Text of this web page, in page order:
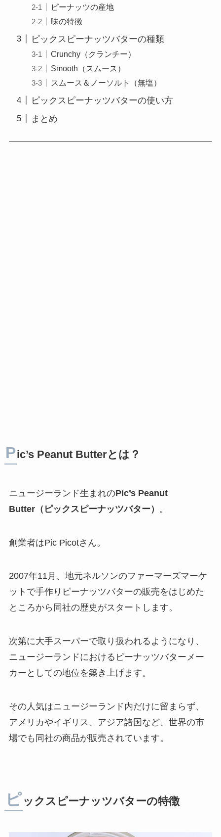
ピーナッツの産地
味の特徴
ピックスピーナッツバターの種類
Crunchy（クランチー）
Smooth（スムース）
スムース＆ノーソルト（無塩）
ピックスピーナッツバターの使い方
まとめ
Pic’s Peanut Butterとは？
ニュージーランド生まれのPic’s Peanut
Butter（ピックスピーナッツバター）
。
創業者はPic Picotさん。
2007年11月、地元ネルソンのファーマーズマーケ
ットで手作りピーナッツバターの販売をはじめた
ところから同社の歴史がスタートします。
次第に大手スーパーで取り扱われるようになり、
ニュージーランドにおけるピーナッツバターメー
カーとしての地位を築き上げます。
その人気はニュージーランド内だけに留まらず、
アメリカやイギリス、アジア諸国など、世界の市
場でも同社の商品が販売されています。
ピ ックスピーナッツバターの特徴